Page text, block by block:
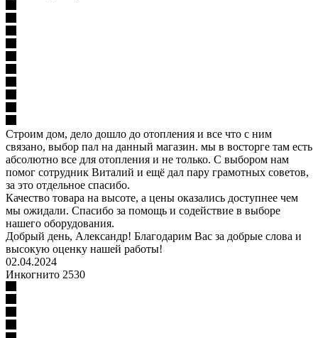
Строим дом, дело дошло до отопления и все что с ним
связано, выбор пал на данный магазин. мы в восторге там есть
абсолютно все для отопления и не только. С выбором нам
помог сотрудник Виталий и ещё дал пару грамотных советов,
за это отдельное спасибо.
Качество товара на высоте, а цены оказались доступнее чем
мы ожидали. Спасибо за помощь и содействие в выборе
нашего оборудования.
Добрый день, Александр! Благодарим Вас за добрые слова и
высокую оценку нашей работы!
02.04.2024
Инкогнито 2530